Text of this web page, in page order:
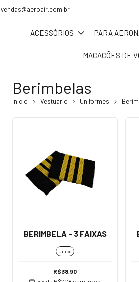
vendas@aeroair.com.br
ACESSÓRIOS PARA
MACACÕES DE
Berimbelas
Início Vestuário Uniformes
BERIMBELA - 3 FAIXAS
Único
R$38,90